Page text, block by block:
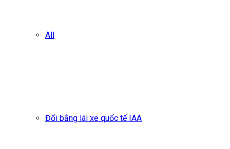
All
Đổi bằng lái xe quốc tế IAA